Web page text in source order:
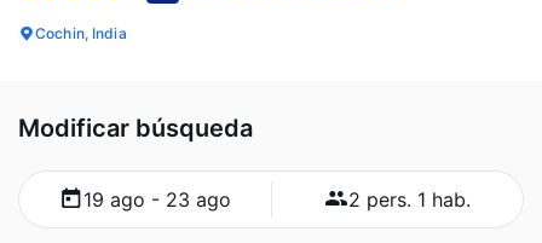
Cochin, India
Modificar búsqueda
19 ago - 23 ago 2 pers. 1 hab.